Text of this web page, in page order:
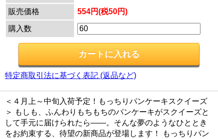
販売価格
554円(税50円)
購入数
特定商取引法に基づく表記 (返品など)
＜４月上～中旬入荷予定！もっちりパンケーキスクイーズ
＞ もしも、ふんわりもちもちのパンケーキがスクイーズと
して手元に届けられたら――。そんな夢のようなひととき
をお約束する、待望の新商品が登場します！ もっちりパン